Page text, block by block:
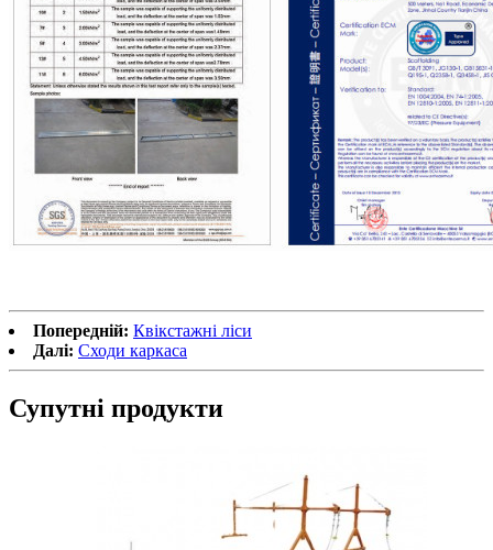
Попередній: Квікстажні ліси
Далі: Сходи каркаса
Супутні продукти